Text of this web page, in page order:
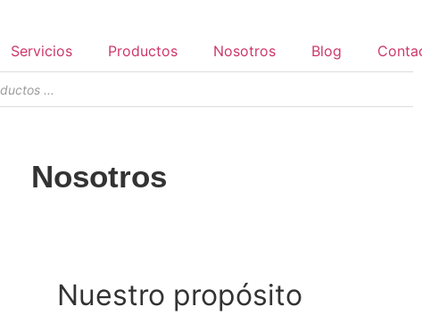
Servicios Productos Nosotros Blog
Nosotros
Nuestro propósito